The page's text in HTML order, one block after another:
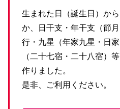
生まれた日（誕生日）か
か、日干支・年干支（節
行・九星（年家九星・日
（二十七宿・二十八宿）
作りました。
是非、ご利用ください。